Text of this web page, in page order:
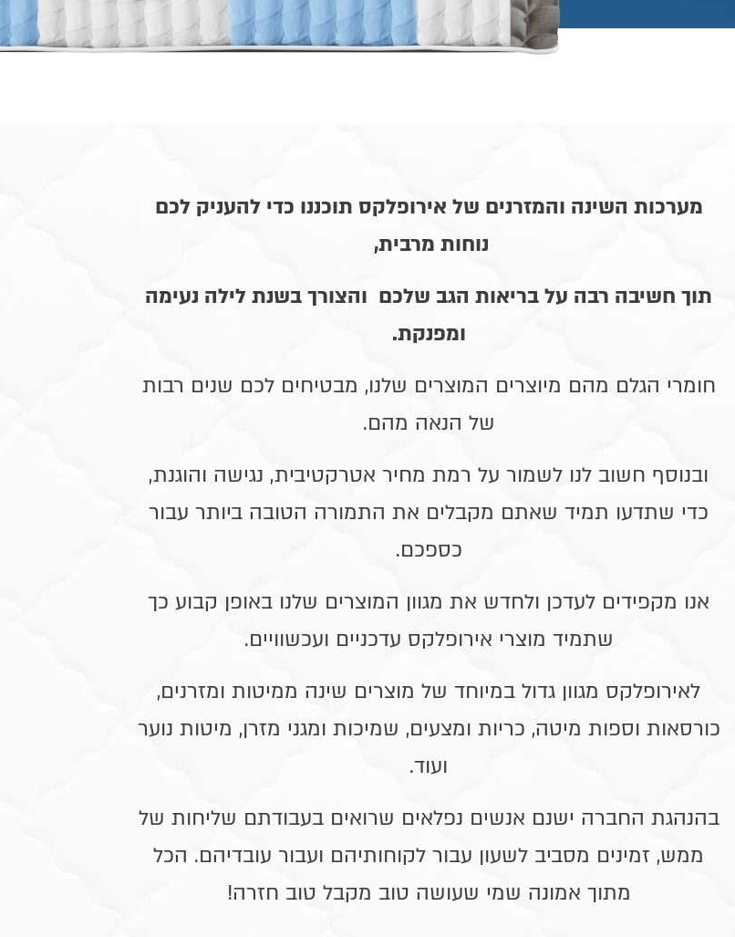
מערכות השינה והמזרנים של אירופלקס תוכננו כדי להעניק לכם
נוחות מרבית,
תוך חשיבה רבה על בריאות הגב שלכם והצורך בשנת לילה נעימה
ומפנקת.
חומרי הגלם מהם מיוצרים המוצרים שלנו, מבטיחים לכם שנים רבות
של הנאה מהם.
ובנוסף חשוב לנו לשמור על רמת מחיר אטרקטיבית, נגישה והוגנת,
כדי שתדעו תמיד שאתם מקבלים את התמורה הטובה ביותר עבור
כספכם.
אנו מקפידים לעדכן ולחדש את מגוון המוצרים שלנו באופן קבוע כך
שתמיד מוצרי אירופלקס עדכניים ועכשוויים.
לאירופלקס מגוון גדול במיוחד של מוצרים שינה ממיטות ומזרנים,
כורסאות וספות מיטה, כריות ומצעים, שמיכות ומגני מזרן, מיטות נוער
ועוד.
בהנהגת החברה ישנם אנשים נפלאים שרואים בעבודתם שליחות של
ממש, זמינים מסביב לשעון עבור לקוחותיהם ועבור עובדיהם. הכל
מתוך אמונה שמי שעושה טוב מקבל טוב חזרה!